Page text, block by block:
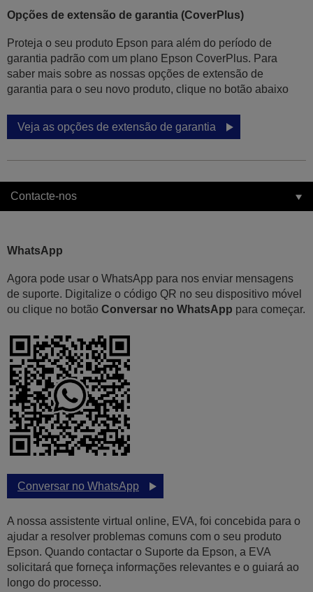
Opções de extensão de garantia (CoverPlus)
Proteja o seu produto Epson para além do período de
garantia padrão com um plano Epson CoverPlus. Para
saber mais sobre as nossas opções de extensão de
garantia para o seu novo produto, clique no botão abaixo
Veja as opções de extensão de garantia
Contacte-nos
WhatsApp
Agora pode usar o WhatsApp para nos enviar mensagens
de suporte. Digitalize o código QR no seu dispositivo móvel
ou clique no botão Conversar no WhatsApp para começar.
Conversar no WhatsApp
A nossa assistente virtual online, EVA, foi concebida para o
ajudar a resolver problemas comuns com o seu produto
Epson. Quando contactar o Suporte da Epson, a EVA
solicitará que forneça informações relevantes e o guiará ao
longo do processo.